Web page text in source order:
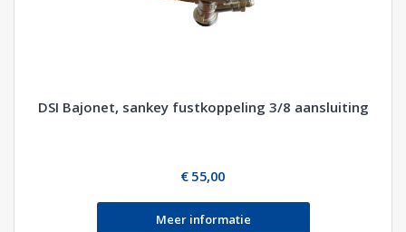
DSI Bajonet, sankey fustkoppeling 3/8 aansluiting
€ 55,00
Meer informatie